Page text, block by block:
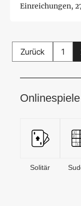
Einreichungen,
Zurück 1
Onlinespiele
Solitär